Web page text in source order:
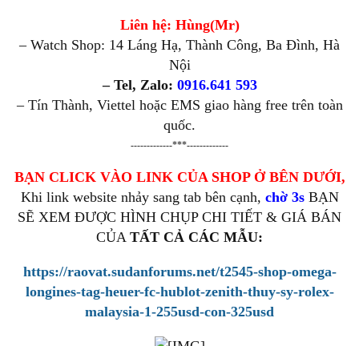
Liên hệ: Hùng(Mr)
– Watch Shop: 14 Láng Hạ, Thành Công, Ba Đình, Hà
Nội
– Tel, Zalo: 0916.641 593
– Tín Thành, Viettel hoặc EMS giao hàng free trên toàn
quốc.
-------------***-------------
BẠN CLICK VÀO LINK CỦA SHOP Ở BÊN DƯỚI,
Khi link website nhảy sang tab bên cạnh, chờ 3sBẠN
SẼ XEM ĐƯỢC HÌNH CHỤP CHI TIẾT & GIÁ BÁN
CỦA TẤT CẢ CÁC MẪU:
https://raovat.sudanforums.net/t2545-shop-omega-
longines-tag-heuer-fc-hublot-zenith-thuy-sy-rolex-
malaysia-1-255usd-con-325usd